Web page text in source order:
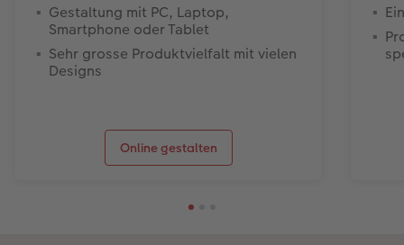
Gestaltung mit PC, Laptop,
Smartphone oder Tablet
Sehr grosse Produktvielfalt mit vielen
Designs
Online gestalten